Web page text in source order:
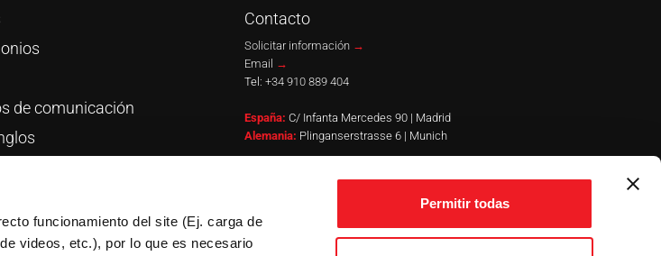
funcionamiento del site (Ej. carga de
videos, etc.), por lo que es necesario
Permitir todas
de comunicación
speaker?
in 2026
Contacto
Solicitar información →
Email →
Tel: +34 910 889 404
España: C/ Infanta Mercedes 90 | Madrid
Alemania: Plinganserstrasse 6 | Munich
Sites oficiales
www.puebloespanol.com
www.pueblofrances.com